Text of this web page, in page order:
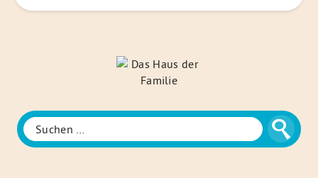
Familie
Suche
Suchen
nach: